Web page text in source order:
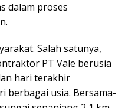
dalam proses
Salah satunya,
PT Vale berusia
hari terakhir
berbagai usia. Bersama-